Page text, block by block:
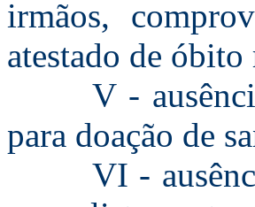
irmãos,
atestado de
V -
para doação de
VI -